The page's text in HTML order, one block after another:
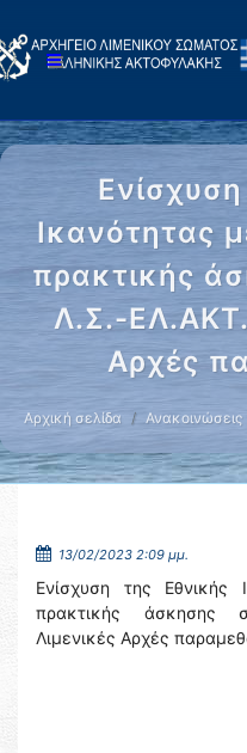
Ικανότητας
πρακτικής
Λ.Σ.-ΕΛ.ΑΚΤ.
Αρχές
Αρχική σελίδα Ανακοινώσεις
13/02/2023 2:09 μμ.
Ενίσχυση της Εθνικής
πρακτικής άσκησης
Λιμενικές Αρχές